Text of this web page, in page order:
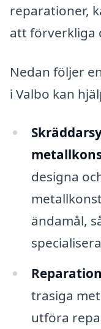
reparationer,
att förverkliga
Nedan följer
i Valbo kan
designa
ändamål,
trasiga
utföra